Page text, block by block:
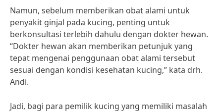
Namun, sebelum memberikan obat alami untuk
penyakit ginjal pada kucing, penting untuk
berkonsultasi terlebih dahulu dengan dokter hewan.
“Dokter hewan akan memberikan petunjuk yang
tepat mengenai penggunaan obat alami tersebut
sesuai dengan kondisi kesehatan kucing,” kata drh.
Andi.
Jadi, bagi para pemilik kucing yang memiliki masalah